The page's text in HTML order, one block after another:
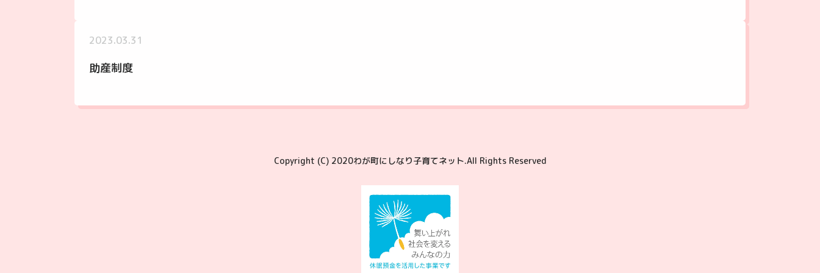
2023.03.31
助産制度
Copyright (C) 2020わが町にしなり子育てネット.All Rights Reserved